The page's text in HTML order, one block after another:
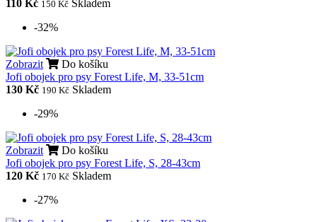
110 Kč 150 Kč Skladem
-32%
Zobrazit
Do košíku
Jofi obojek pro psy Forest Life, M, 33-51cm
130 Kč 190 Kč Skladem
-29%
Zobrazit
Do košíku
Jofi obojek pro psy Forest Life, S, 28-43cm
120 Kč 170 Kč Skladem
-27%